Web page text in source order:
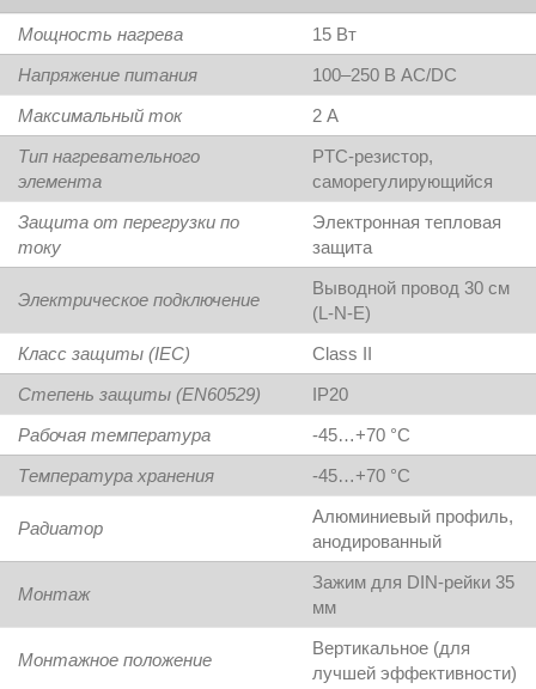
Мощность нагрева
15 Вт
Напряжение питания
100–250 В AC/DC
Максимальный ток
2 А
Тип нагревательного
элемента
PTC-резистор,
саморегулирующийся
Защита от перегрузки по
току
Электронная тепловая
защита
Электрическое подключение
Выводной провод 30 см
(L-N-E)
Класс защиты (IEC)
Class II
Степень защиты (EN60529)
IP20
Рабочая температура
-45…+70 °C
Температура хранения
-45…+70 °C
Радиатор
Алюминиевый профиль,
анодированный
Монтаж
Зажим для DIN-рейки 35
мм
Монтажное положение
Вертикальное (для
лучшей эффективности)